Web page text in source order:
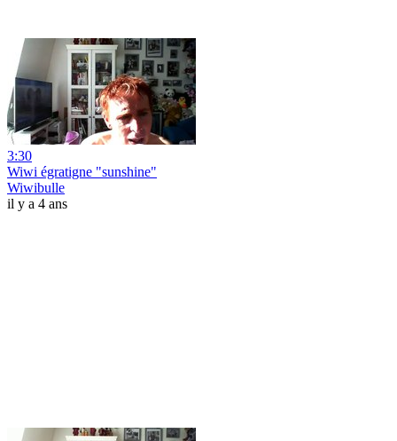
3:30
Wiwi égratigne "sunshine"
Wiwibulle
il y a 4 ans